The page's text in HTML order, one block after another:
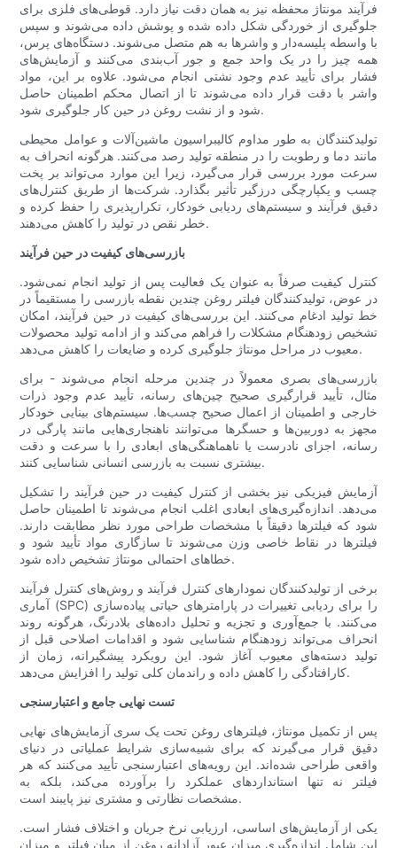
فرآیند مونتاژ محفظه نیز به همان دقت نیاز دارد. قوطی‌های فلزی برای
جلوگیری از خوردگی شکل داده شده و پوشش داده می‌شوند و سپس
با واسطه پلیسه‌دار و واشرها به هم متصل می‌شوند. دستگاه‌های پرس،
همه چیز را در یک واحد جمع و جور آب‌بندی می‌کنند و آزمایش‌های
فشار برای تأیید عدم وجود نشتی انجام می‌شود. علاوه بر این، مواد
واشر با دقت قرار داده می‌شوند تا از اتصال محکم اطمینان حاصل
شود و از نشت روغن در حین کار جلوگیری شود.
تولیدکنندگان به طور مداوم کالیبراسیون ماشین‌آلات و عوامل محیطی
مانند دما و رطوبت را در منطقه تولید رصد می‌کنند. هرگونه انحراف به
سرعت مورد بررسی قرار می‌گیرد، زیرا این موارد می‌تواند بر پخت
چسب و یکپارچگی درزگیر تأثیر بگذارد. شرکت‌ها از طریق کنترل‌های
دقیق فرآیند و سیستم‌های ردیابی خودکار، تکرارپذیری را حفظ کرده و
خطر نقص در تولید را کاهش می‌دهند.
بازرسی‌های کیفیت در حین فرآیند
کنترل کیفیت صرفاً به عنوان یک فعالیت پس از تولید انجام نمی‌شود.
در عوض، تولیدکنندگان فیلتر روغن چندین نقطه بازرسی را مستقیماً در
خط تولید ادغام می‌کنند. این بررسی‌های کیفیت در حین فرآیند، امکان
تشخیص زودهنگام مشکلات را فراهم می‌کند و از ادامه تولید محصولات
معیوب در مراحل مونتاژ جلوگیری کرده و ضایعات را کاهش می‌دهد.
بازرسی‌های بصری معمولاً در چندین مرحله انجام می‌شوند - برای
مثال، تأیید قرارگیری صحیح چین‌های رسانه، تأیید عدم وجود ذرات
خارجی و اطمینان از اعمال صحیح چسب‌ها. سیستم‌های بینایی خودکار
مجهز به دوربین‌ها و حسگرها می‌توانند ناهنجاری‌هایی مانند پارگی در
رسانه، اجزای نادرست یا ناهماهنگی‌های ابعادی را با سرعت و دقت
بیشتری نسبت به بازرسی انسانی شناسایی کنند.
آزمایش فیزیکی نیز بخشی از کنترل کیفیت در حین فرآیند را تشکیل
می‌دهد. اندازه‌گیری‌های ابعادی اغلب انجام می‌شوند تا اطمینان حاصل
شود که فیلترها دقیقاً با مشخصات طراحی مورد نظر مطابقت دارند.
فیلترها در نقاط خاصی وزن می‌شوند تا سازگاری مواد تأیید شود و
خطاهای احتمالی مونتاژ تشخیص داده شود.
برخی از تولیدکنندگان نمودارهای کنترل فرآیند و روش‌های کنترل فرآیند
آماری (SPC) را برای ردیابی تغییرات در پارامترهای حیاتی پیاده‌سازی
می‌کنند. با جمع‌آوری و تجزیه و تحلیل داده‌های بلادرنگ، هرگونه روند
انحراف می‌تواند زودهنگام شناسایی شود و اقدامات اصلاحی قبل از
تولید دسته‌های معیوب آغاز شود. این رویکرد پیشگیرانه، زمان از
کارافتادگی را کاهش داده و راندمان کلی تولید را افزایش می‌دهد.
تست نهایی جامع و اعتبارسنجی
پس از تکمیل مونتاژ، فیلترهای روغن تحت یک سری آزمایش‌های نهایی
دقیق قرار می‌گیرند که برای شبیه‌سازی شرایط عملیاتی در دنیای
واقعی طراحی شده‌اند. این رویه‌های اعتبارسنجی تأیید می‌کنند که هر
فیلتر نه تنها استانداردهای عملکرد را برآورده می‌کند، بلکه به
مشخصات نظارتی و مشتری نیز پایبند است.
یکی از آزمایش‌های اساسی، ارزیابی نرخ جریان و اختلاف فشار است.
این شامل اندازه‌گیری میزان عبور آزادانه روغن از میان فیلتر و میزان